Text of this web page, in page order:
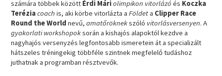
számára többek között Érdi Máriolimpikon vitorlázó és Koczka
Teréziacoach is, aki körbe vitorlázta aFöldeta Clipper Race
Round the World nevű,amatőröknekszóló vitorlásversenyen. A
gyakorlati workshopoksorán a kishajós alapoktól kezdve a
nagyhajós versenyzés legfontosabb ismeretein át a specializált
hátszeles tréningekig többféle szintnek megfelelő tudáshoz
juthatnak a programban résztvevők.